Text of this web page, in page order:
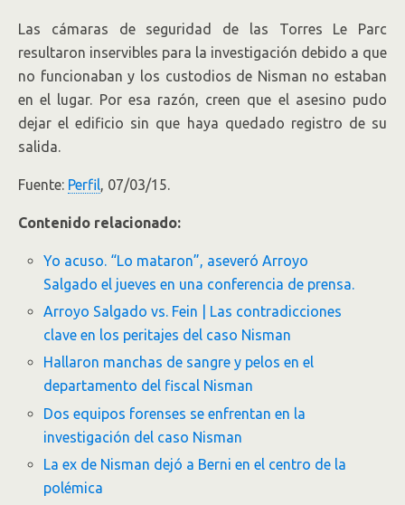
Las cámaras de seguridad de las Torres Le Parc
resultaron inservibles para la investigación debido a que
no funcionaban y los custodios de Nisman no estaban
en el lugar. Por esa razón, creen que el asesino pudo
dejar el edificio sin que haya quedado registro de su
salida.
Fuente: Perfil, 07/03/15.
Contenido relacionado:
Yo acuso. “Lo mataron”, aseveró Arroyo
Salgado el jueves en una conferencia de prensa.
Arroyo Salgado vs. Fein | Las contradicciones
clave en los peritajes del caso Nisman
Hallaron manchas de sangre y pelos en el
departamento del fiscal Nisman
Dos equipos forenses se enfrentan en la
investigación del caso Nisman
La ex de Nisman dejó a Berni en el centro de la
polémica